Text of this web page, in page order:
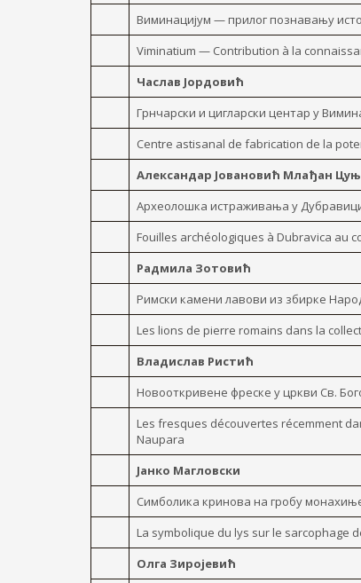
Виминацијум — прилог познавању
Viminatium — Contribution à la
Часлав Јордовић
Грнчарски и цигларски центар y
Centre astisanal de fabrication de la
Александар Јовановић Млађан
Археолошка истраживања y
Fouilles archéologiques à Dubravica au
Радмила Зотовић
Римски камени лавови из збирке
Les lions de pierre romains dans la
Владислав Ристић
Новооткривене фреске y цркви Св.
Les fresques découvertes récemment
Naupara
Јанко Магловски
Симболика кринова на гробу
La symbolique du lys sur le sarcophage
Олга Зиројевић